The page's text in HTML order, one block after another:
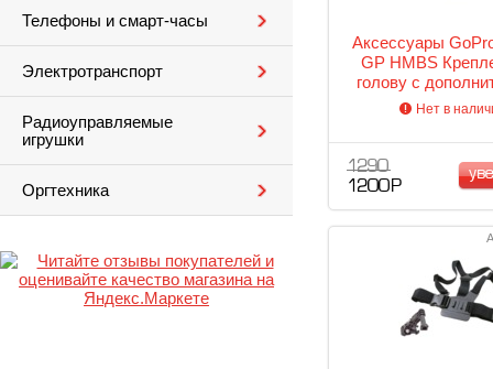
Телефоны и смарт-часы
Электротранспорт
Радиоуправляемые
игрушки
Оргтехника
Аксессуары
GP HMBS
голову с
фиксацией под
Нет в
1 290
1 200 Р